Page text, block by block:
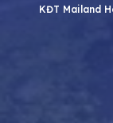
KĐT Mailand